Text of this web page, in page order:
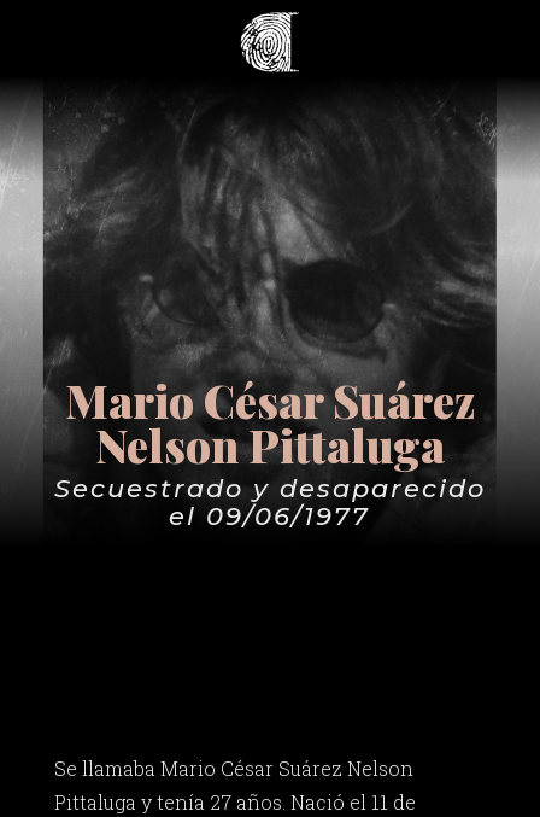
Mario César Suárez
Nelson Pittaluga
Secuestrado y desaparecido
el 09/06/1977
Se llamaba Mario César Suárez Nelson
Pittaluga y tenía 27 años. Nació el 11 de